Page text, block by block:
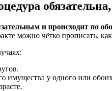
и происходит по
можно чётко прописать,
у одного или